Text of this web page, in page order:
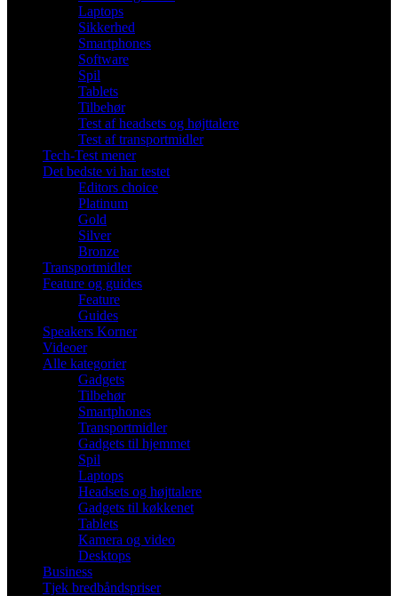
Laptops
Sikkerhed
Smartphones
Software
Spil
Tablets
Tilbehør
Test af headsets og højttalere
Test af transportmidler
Tech-Test mener
Det bedste vi har testet
Editors choice
Platinum
Gold
Silver
Bronze
Transportmidler
Feature og guides
Feature
Guides
Speakers Korner
Videoer
Alle kategorier
Gadgets
Tilbehør
Smartphones
Transportmidler
Gadgets til hjemmet
Spil
Laptops
Headsets og højttalere
Gadgets til køkkenet
Tablets
Kamera og video
Desktops
Business
Tjek bredbåndspriser